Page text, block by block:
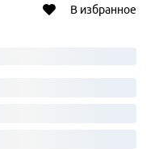
В избранное